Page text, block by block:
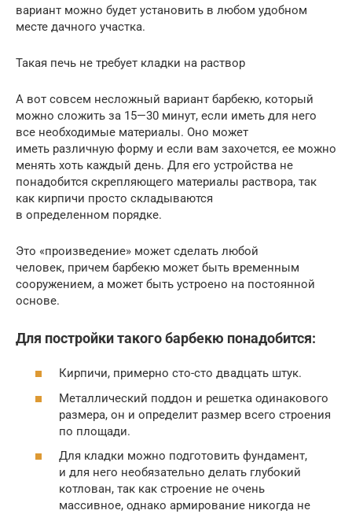
вариант можно будет установить в любом удобном
месте дачного участка.
Такая печь не требует кладки на раствор
А вот совсем несложный вариант барбекю, который
можно сложить за 15—30 минут, если иметь для него
все необходимые материалы. Оно может
иметь различную форму и если вам захочется, ее можно
менять хоть каждый день. Для его устройства не
понадобится скрепляющего материалы раствора, так
как кирпичи просто складываются
в определенном порядке.
Это «произведение» может сделать любой
человек, причем барбекю может быть временным
сооружением, а может быть устроено на постоянной
основе.
Для постройки такого барбекю понадобится:
Кирпичи, примерно сто-сто двадцать штук.
Металлический поддон и решетка одинакового
размера, он и определит размер всего строения
по площади.
Для кладки можно подготовить фундамент,
и для него необязательно делать глубокий
котлован, так как строение не очень
массивное, однако армирование никогда не